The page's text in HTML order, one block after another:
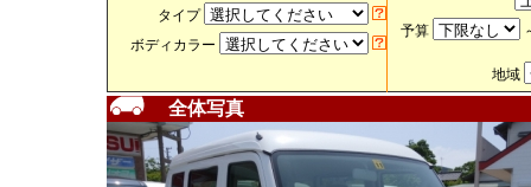
タイプ
ボディカラー
予算
地域
全体写真